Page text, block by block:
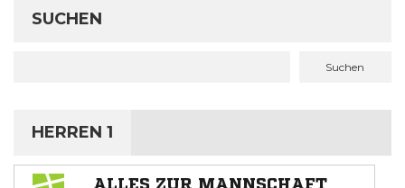
SUCHEN
Suchen
HERREN 1